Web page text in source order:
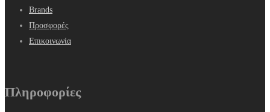
Brands
Προσφορές
Επικοινωνία
Πληροφορίες